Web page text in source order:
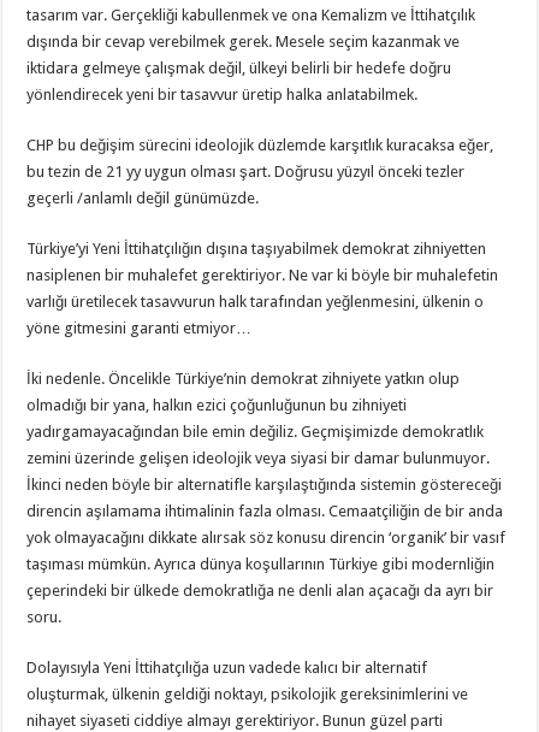
tasarım var. Gerçekliği kabullenmek ve ona Kemalizm ve İttihatçılık
dışında bir cevap verebilmek gerek. Mesele seçim kazanmak ve
iktidara gelmeye çalışmak değil, ülkeyi belirli bir hedefe doğru
yönlendirecek yeni bir tasavvur üretip halka anlatabilmek.
CHP bu değişim sürecini ideolojik düzlemde karşıtlık kuracaksa eğer,
bu tezin de 21 yy uygun olması şart. Doğrusu yüzyıl önceki tezler
geçerli /anlamlı değil günümüzde.
Türkiye’yi Yeni İttihatçılığın dışına taşıyabilmek demokrat zihniyetten
nasiplenen bir muhalefet gerektiriyor. Ne var ki böyle bir muhalefetin
varlığı üretilecek tasavvurun halk tarafından yeğlenmesini, ülkenin o
yöne gitmesini garanti etmiyor…
İki nedenle. Öncelikle Türkiye’nin demokrat zihniyete yatkın olup
olmadığı bir yana, halkın ezici çoğunluğunun bu zihniyeti
yadırgamayacağından bile emin değiliz. Geçmişimizde demokratlık
zemini üzerinde gelişen ideolojik veya siyasi bir damar bulunmuyor.
İkinci neden böyle bir alternatifle karşılaştığında sistemin göstereceği
direncin aşılamama ihtimalinin fazla olması. Cemaatçiliğin de bir anda
yok olmayacağını dikkate alırsak söz konusu direncin ‘organik’ bir vasıf
taşıması mümkün. Ayrıca dünya koşullarının Türkiye gibi modernliğin
çeperindeki bir ülkede demokratlığa ne denli alan açacağı da ayrı bir
soru.
Dolayısıyla Yeni İttihatçılığa uzun vadede kalıcı bir alternatif
oluşturmak, ülkenin geldiği noktayı, psikolojik gereksinimlerini ve
nihayet siyaseti ciddiye almayı gerektiriyor. Bunun güzel parti